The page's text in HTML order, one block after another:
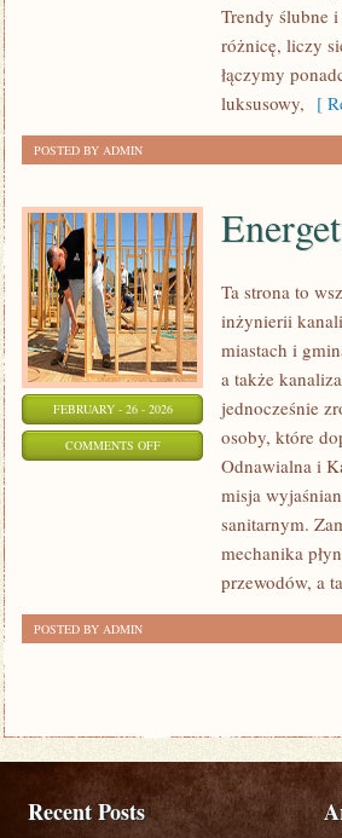
Trendy ślubne
różnicę, liczy
łączymy
luksusowy, [
POSTED BY ADMIN
FEBRUARY - 26 - 2026
COMMENTS OFFON
ENERGETYKA
KONWENCJONALNA
Ta strona to
inżynierii
miastach i
a także
jednocześnie
osoby, które
Odnawialna i
misja
sanitarnym.
mechanika
przewodów, a
POSTED BY ADMIN
Recent Posts